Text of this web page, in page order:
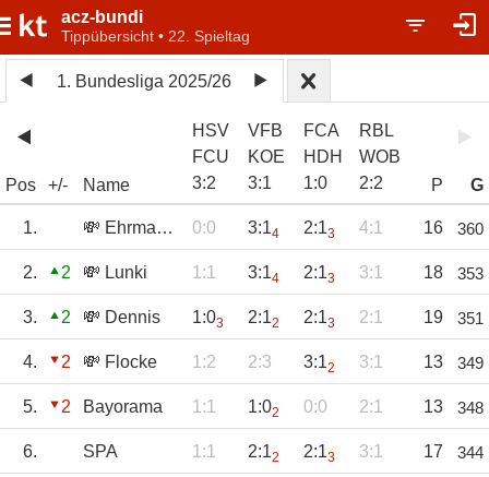
acz-bundi
Tippübersicht • 22. Spieltag
1. Bundesliga 2025/26
Pos +/- Name
HSV
FCU
3:2
VFB
KOE
3:1
FCA
HDH
1:0
RBL
WOB
2:2 P G
1. 💸 Ehrmantraut 0:0 3:14 2:13 4:1 16 360
2. 2 💸 Lunki 1:1 3:14 2:13 3:1 18 353
3. 2 💸 Dennis 1:03 2:12 2:13 2:1 19 351
4. 2 💸 Flocke 1:2 2:3 3:12 3:1 13 349
5. 2 Bayorama 1:1 1:02 0:0 2:1 13 348
6. SPA 1:1 2:12 2:13 3:1 17 344